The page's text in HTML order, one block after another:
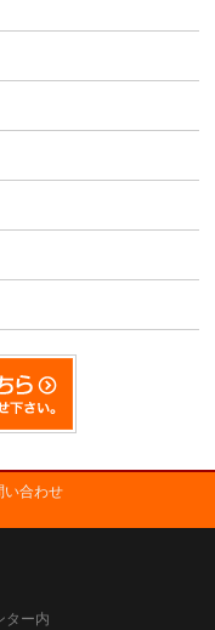
い合わせ
ター内